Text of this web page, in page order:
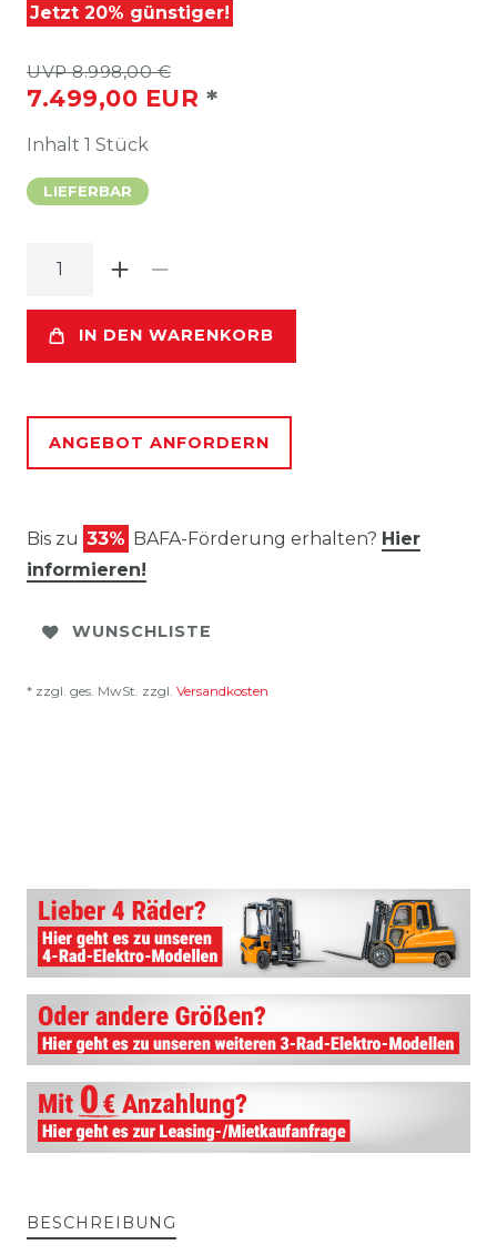
Jetzt 20% günstiger!
UVP 8.998,00 €
7.499,00 EUR *
Inhalt 1 Stück
LIEFERBAR
IN DEN WARENKORB
ANGEBOT ANFORDERN
Bis zu 33% BAFA-Förderung erhalten? Hier
informieren!
WUNSCHLISTE
* zzgl. ges. MwSt. zzgl. Versandkosten
BESCHREIBUNG